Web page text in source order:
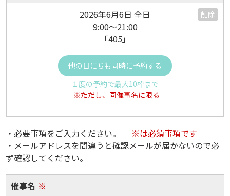
2026年6月6日 全日
9:00～21:00
「405」
削除
他の日にちも同時に予約する
１度の予約で最大10枠まで
※ただし、同催事名に限る
・必要事項をご入力ください。
※は必須事項です
・メールアドレスを間違うと確認メールが届かないので必
ず確認してください。
催事名 ※